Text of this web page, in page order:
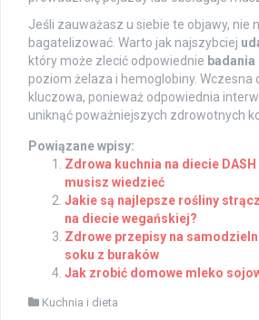
Jeśli zauważasz u siebie te objawy, nie
bagatelizować. Warto jak najszybciej
który może zlecić odpowiednie badania
poziom żelaza i hemoglobiny. Wczesna
kluczowa, ponieważ odpowiednia
uniknąć poważniejszych zdrowotnych
Powiązane wpisy:
Zdrowa kuchnia na diecie
musisz wiedzieć
Jakie są najlepsze rośliny
na diecie wegańskiej?
Zdrowe przepisy na
soku z buraków
Jak zrobić domowe mleko
Kuchnia i dieta